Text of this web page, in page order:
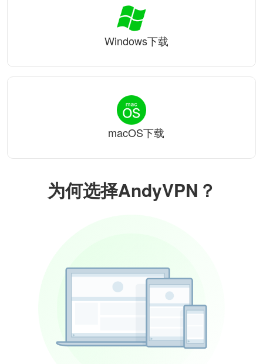
为何选择AndyVPN？
Windows下载
macOS下载